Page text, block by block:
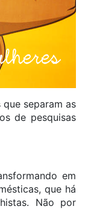
separam as
de pesquisas
em
que há
Não por